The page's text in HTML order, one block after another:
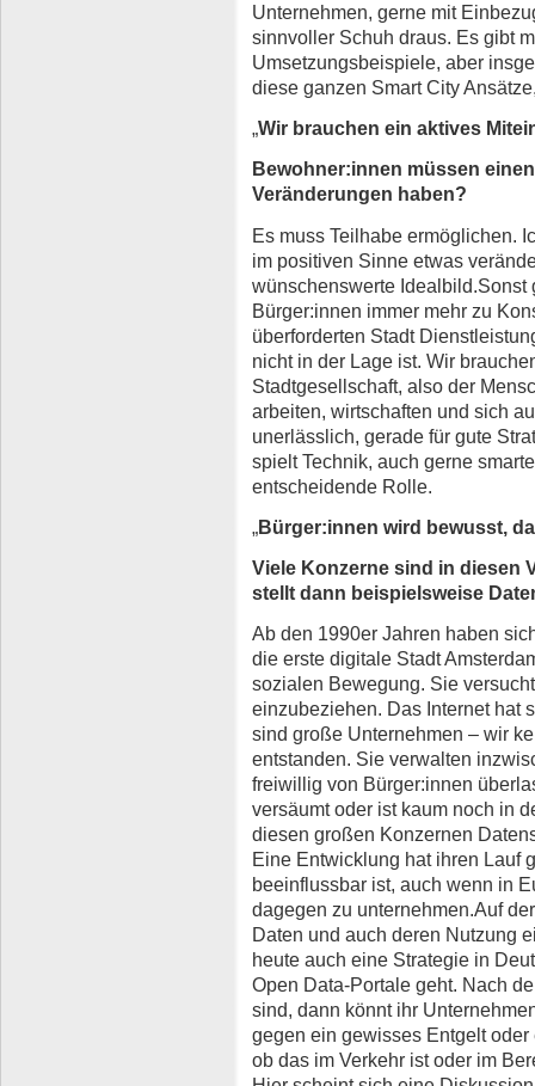
Unternehmen, gerne mit
sinnvoller Schuh draus. Es gibt
Umsetzungsbeispiele, aber
diese ganzen Smart City
„Wir brauchen ein aktives
Bewohner:innen müssen
Veränderungen haben?
Es muss Teilhabe ermöglichen.
im positiven Sinne etwas
wünschenswerte
Bürger:innen immer mehr zu
überforderten Stadt
nicht in der Lage ist. Wir
Stadtgesellschaft, also der
arbeiten, wirtschaften und sich
unerlässlich, gerade für gute
spielt Technik, auch gerne
entscheidende Rolle.
„Bürger:innen wird bewusst,
Viele Konzerne sind in diesen
stellt dann beispielsweise
Ab den 1990er Jahren haben
die erste digitale Stadt
sozialen Bewegung. Sie
einzubeziehen. Das Internet hat
sind große Unternehmen – wir
entstanden. Sie verwalten
freiwillig von Bürger:innen
versäumt oder ist kaum noch in
diesen großen Konzernen
Eine Entwicklung hat ihren Lauf
beeinflussbar ist, auch wenn in
dagegen zu unternehmen.Auf
Daten und auch deren Nutzung
heute auch eine Strategie in
Open Data-Portale geht. Nach
sind, dann könnt ihr
gegen ein gewisses Entgelt
ob das im Verkehr ist oder im